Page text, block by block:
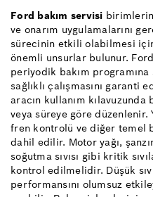
Ford bakım servisi
ve onarım uygulamalarını
sürecinin etkili olabilmesi
önemli unsurlar bulunur.
periyodik bakım programına
sağlıklı çalışmasını garanti
aracın kullanım
veya süreye göre
fren kontrolü ve diğer temel
dahil edilir. Motor yağı,
soğutma sıvısı gibi kritik
kontrol edilmelidir. Düşük
performansını olumsuz